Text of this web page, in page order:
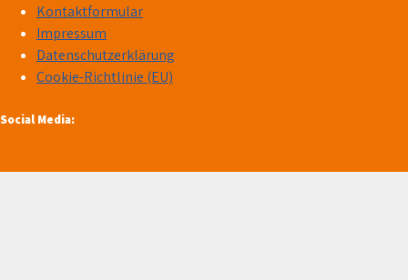
Kontaktformular
Impressum
Datenschutzerklärung
Cookie-Richtlinie (EU)
Social Media: